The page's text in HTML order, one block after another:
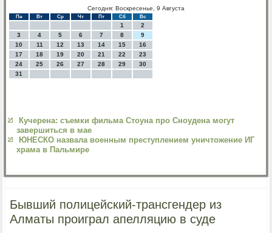
Сегодня: Воскресенье, 9 Августа
Пн Вт Ср Чт Пт Сб Вс
1
2
3
4 5 6 7 8
9
10
11 12 13 14 15
16
17
18 19 20 21 22
23
24
25 26 27 28 29
30
31
Кучерена: съемки фильма Стоуна про Сноудена могут
завершиться в мае
ЮНЕСКО назвала военным преступлением уничтожение ИГ
храма в Пальмире
Бывший полицейский-трансгендер из
Алматы проиграл апелляцию в суде